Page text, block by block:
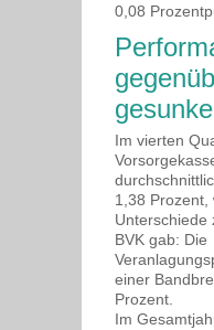
0,08
Im vierten
1,38 Prozent,
Unterschiede
BVK gab: Die
einer
Prozent.
Im